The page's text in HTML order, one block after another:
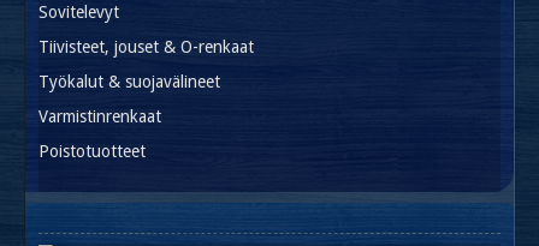
Sovitelevyt
Tiivisteet, jouset & O-renkaat
Työkalut & suojavälineet
Varmistinrenkaat
Poistotuotteet